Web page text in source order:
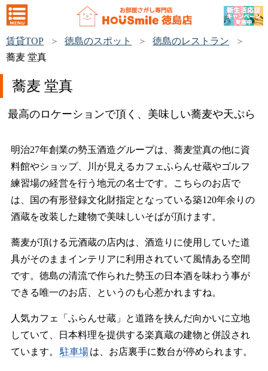
賃貸TOP 徳島のスポット
徳島のレストラン
蕎麦 堂真
蕎麦 堂真
最高のロケーションで頂く、美味しい蕎麦や天ぷら
明治27年創業の勢玉酒造グループは、蕎麦堂真の他に資
料館やショップ、川が見えるカフェふらんせ蔵やゴルフ
練習場の経営を行う地元の名士です。こちらのお店で
は、国の有形登録文化財指定となっている築120年余りの
酒蔵を改装した建物で美味しいそばが頂けます。
蕎麦が頂ける元酒蔵の店内は、酒造りに使用していた道
具がそのままインテリアに利用されていて風情ある空間
です。徳島の清流で作られた勢玉の日本酒を味わう事が
できる唯一のお店、というのも心惹かれますね。
人気カフェ「ふらんせ蔵」と道路を挟んだ向かいに立地
していて、日本料理を提供する楽真蔵の建物と併設され
ています。
駐車場は、お店裏手に数台が停められます。